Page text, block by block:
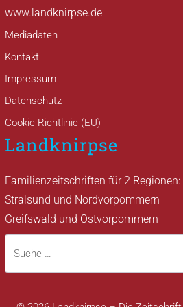
www.landknirpse.de
Mediadaten
Kontakt
Impressum
Datenschutz
Cookie-Richtlinie (EU)
Landknirpse
Familienzeitschriften für 2 Regionen:
Stralsund und Nordvorpommern
Greifswald und Ostvorpommern
Suche